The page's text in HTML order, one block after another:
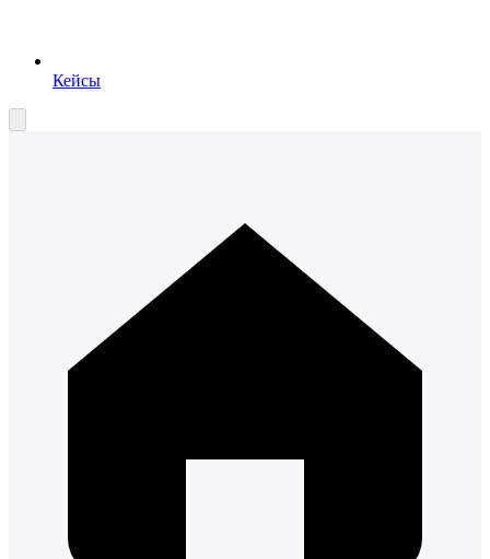
Кейсы